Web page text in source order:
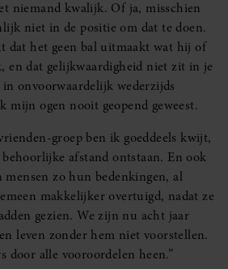
niemand kwalijk. Of ja, misschien
niet in de positie om dat te doen.
dat het geen bal uitmaakt wat hij of
en dat gelijkwaardigheid niet zit in je
onvoorwaardelijk wederzijds
mijn ogen nooit geopend geweest.
groep ben ik goeddeels kwijt,
afstand ontstaan. En ook
zo hun bedenkingen, al
makkelijker overtuigd, nadat ze
gezien. We zijn nu acht jaar
leven zonder hem niet voorstellen.
door alle vooroordelen heen.”